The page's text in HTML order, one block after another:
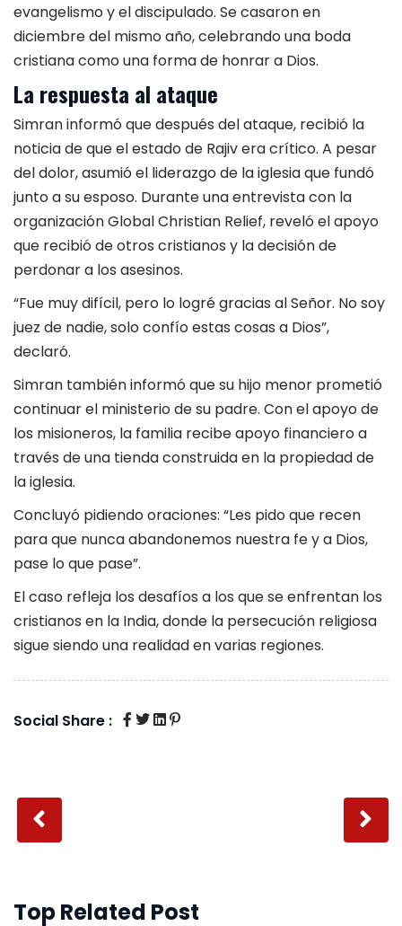
evangelismo y el discipulado. Se casaron en
diciembre del mismo año, celebrando una boda
cristiana como una forma de honrar a Dios.
La respuesta al ataque
Simran informó que después del ataque, recibió la
noticia de que el estado de Rajiv era crítico. A pesar
del dolor, asumió el liderazgo de la iglesia que fundó
junto a su esposo. Durante una entrevista con la
organización Global Christian Relief, reveló el apoyo
que recibió de otros cristianos y la decisión de
perdonar a los asesinos.
“Fue muy difícil, pero lo logré gracias al Señor. No soy
juez de nadie, solo confío estas cosas a Dios”,
declaró.
Simran también informó que su hijo menor prometió
continuar el ministerio de su padre. Con el apoyo de
los misioneros, la familia recibe apoyo financiero a
través de una tienda construida en la propiedad de
la iglesia.
Concluyó pidiendo oraciones: “Les pido que recen
para que nunca abandonemos nuestra fe y a Dios,
pase lo que pase”.
El caso refleja los desafíos a los que se enfrentan los
cristianos en la India, donde la persecución religiosa
sigue siendo una realidad en varias regiones.
Social Share :
Top Related Post